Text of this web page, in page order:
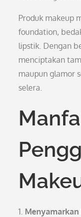
Produk makeup
foundation,
lipstik. Dengan
menciptakan
maupun glamor
selera.
1.